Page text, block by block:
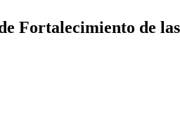
Fortalecimiento de